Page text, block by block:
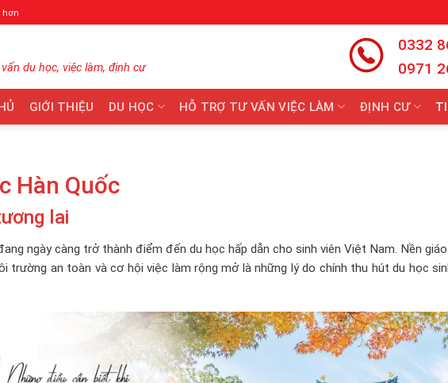
hơn
du học, việc làm, định cư
0332
0971
GIỚI THIỆU DU HỌC HỖ TRỢ TƯ VẤN VIỆC LÀM ĐỊNH CƯ
Hàn Quốc
lai
ngày càng trở thành điểm đến du học hấp dẫn cho sinh viên Việt Nam. Nền
trường an toàn và cơ hội việc làm rộng mở là những lý do chính thu hút du học